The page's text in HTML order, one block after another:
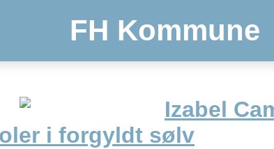
FH Kommune
Izabel
i forgyldt sølv